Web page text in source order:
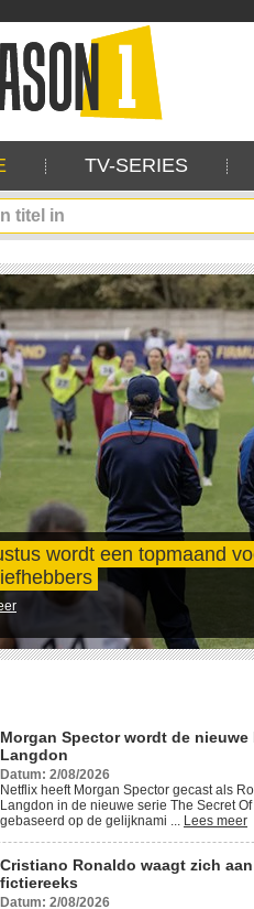
TV-SERIES
wordt een topmaand
Morgan Spector wordt de nieuwe
Langdon
Datum: 2/08/2026
Netflix heeft Morgan Spector gecast als
Langdon in de nieuwe serie The Secret
gebaseerd op de gelijknami ... Lees meer
Cristiano Ronaldo waagt zich aan
fictiereeks
Datum: 2/08/2026